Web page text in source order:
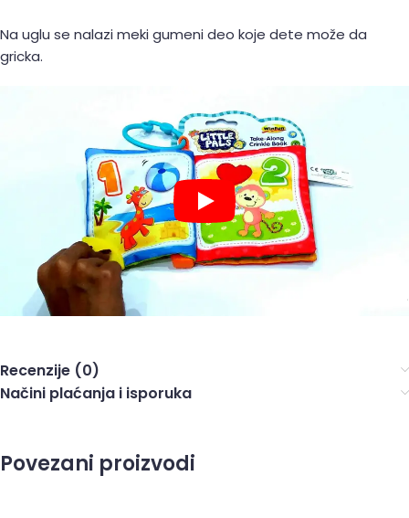
Na uglu se nalazi meki gumeni deo koje dete može da
gricka.
Recenzije (0)
Načini plaćanja i isporuka
Povezani proizvodi